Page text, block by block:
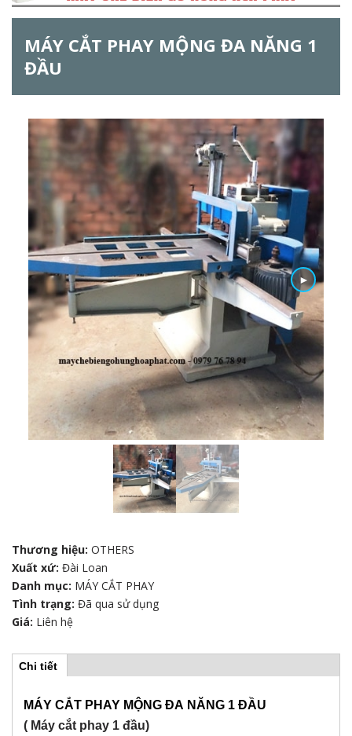
ẫ
m
m
MÁY CẮT PHAY MỘNG ĐA NĂNG 1
ĐẦU
►
Thương hiệu: OTHERS
Xuất xứ: Đài Loan
Danh mục: MÁY CẮT PHAY
Tình trạng: Đã qua sử dụng
Giá: Liên hệ
o
Chi tiết
b
o
MÁY CẮT PHAY MỘNG ĐA NĂNG 1 ĐẦU
( Máy cắt phay 1 đầu)